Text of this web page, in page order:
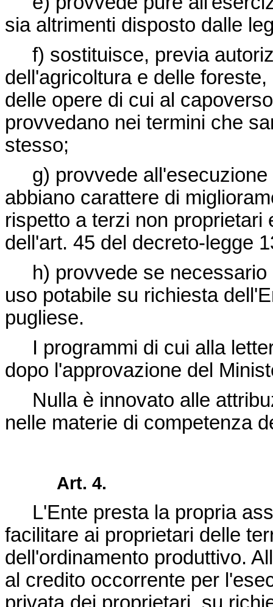
sia altrimenti disposto dalle
f) sostituisce, previa
dell'agricoltura e delle
delle opere di cui al
provvedano nei termini che
stesso;
g) provvede all'esecuzione
abbiano carattere di
rispetto a terzi non
dell'art. 45 del decreto-legge
h) provvede se necessario
uso potabile su richiesta
pugliese.
I programmi di cui alla
dopo l'approvazione del
Nulla è innovato alle
nelle materie di competenza
Art. 4.
L'Ente presta la propria
facilitare ai proprietari delle
dell'ordinamento produttivo.
al credito occorrente per